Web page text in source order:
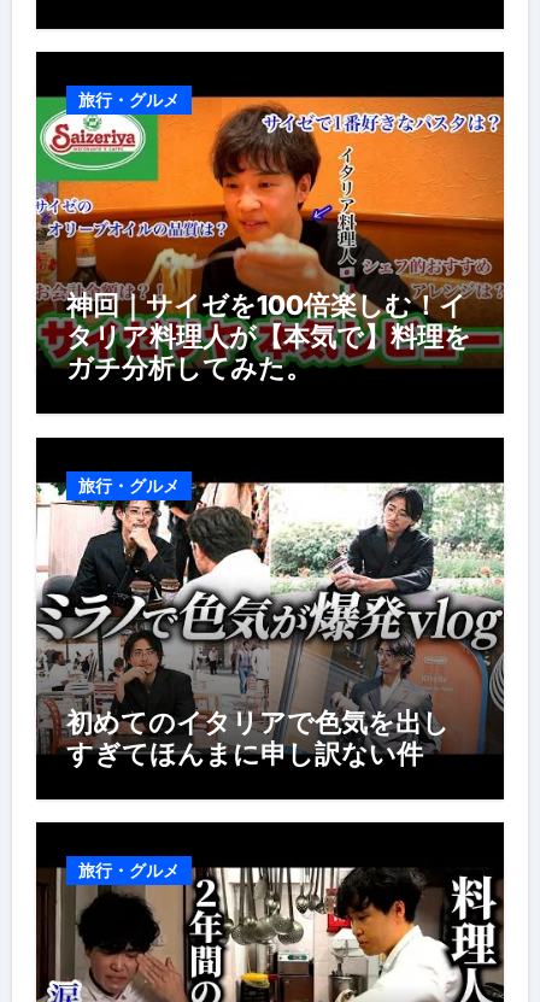
風景】
旅行・グルメ
神回｜サイゼを100倍楽しむ！イ
タリア料理人が【本気で】料理を
ガチ分析してみた。
旅行・グルメ
初めてのイタリアで色気を出し
すぎてほんまに申し訳ない件
旅行・グルメ